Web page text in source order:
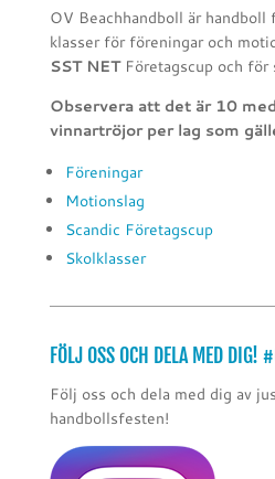
OV Beachhandboll är handboll
klasser för föreningar och
SST NET Företagscup och för
Observera att det är 10
vinnartröjor per lag som
Föreningar
Motionslag
Scandic Företagscup
Skolklasser
FÖLJ OSS OCH DELA MED DIG!
Följ oss och dela med dig av
handbollsfesten!